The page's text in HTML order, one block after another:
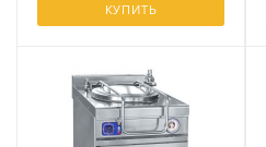
КУПИТЬ